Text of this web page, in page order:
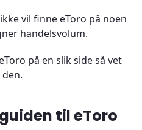
vil finne eToro på noen
handelsvolum.
på en slik side så vet
til eToro